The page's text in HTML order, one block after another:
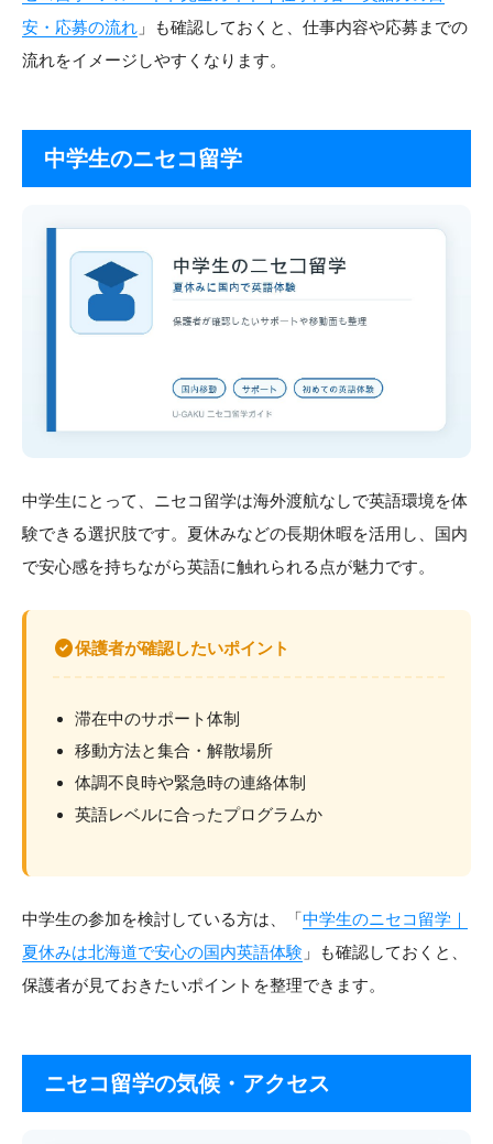
安・応募の流れ 」も確認しておくと、仕事内容や応募までの
流れをイメージしやすくなります。
中学生のニセコ留学
中学生にとって、ニセコ留学は海外渡航なしで英語環境を体
験できる選択肢です。夏休みなどの長期休暇を活用し、国内
で安心感を持ちながら英語に触れられる点が魅力です。
check_circle保護者が確認したいポイント
滞在中のサポート体制
移動方法と集合・解散場所
体調不良時や緊急時の連絡体制
英語レベルに合ったプログラムか
中学生の参加を検討している方は、「中学生のニセコ留学｜
夏休みは北海道で安心の国内英語体験 」も確認しておくと、
保護者が見ておきたいポイントを整理できます。
ニセコ留学の気候・アクセス